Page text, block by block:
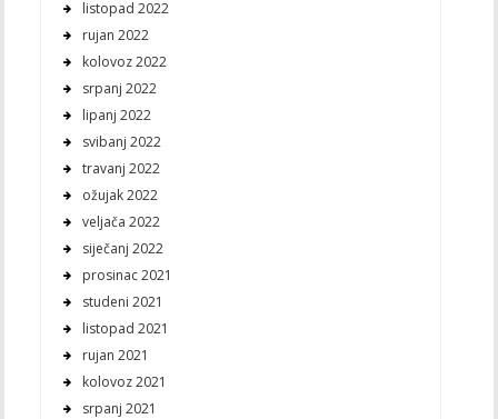
listopad 2022
rujan 2022
kolovoz 2022
srpanj 2022
lipanj 2022
svibanj 2022
travanj 2022
ožujak 2022
veljača 2022
siječanj 2022
prosinac 2021
studeni 2021
listopad 2021
rujan 2021
kolovoz 2021
srpanj 2021